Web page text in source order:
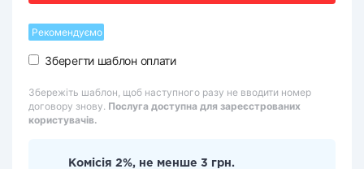
Рекомендуємо
Зберегти шаблон оплати
Збережіть шаблон, щоб наступного разу не вводити номер
договору знову. Послуга доступна для зареєстрованих
користувачів.
Комісія 2%, не менше 3 грн.